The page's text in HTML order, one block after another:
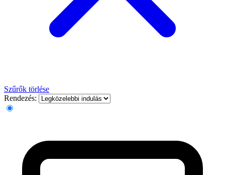
Szűrők törlése
Rendezés: